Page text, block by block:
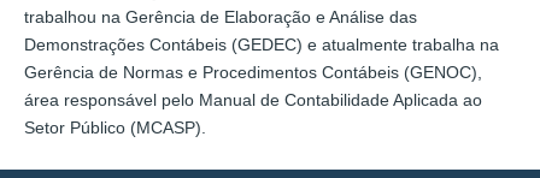
trabalhou na Gerência de Elaboração e Análise das
Demonstrações Contábeis (GEDEC) e atualmente trabalha na
Gerência de Normas e Procedimentos Contábeis (GENOC),
área responsável pelo Manual de Contabilidade Aplicada ao
Setor Público (MCASP).